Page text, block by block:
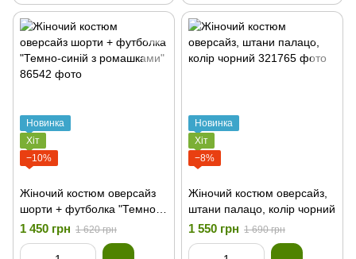
Новинка
Хіт
−10%
Жіночий костюм оверсайз
шорти + футболка "Темно-
синій з ромашками"
1 450 грн 1 620 грн
Новинка
Хіт
−8%
Жіночий костюм оверсайз,
штани палацо, колір чорний
1 550 грн 1 690 грн